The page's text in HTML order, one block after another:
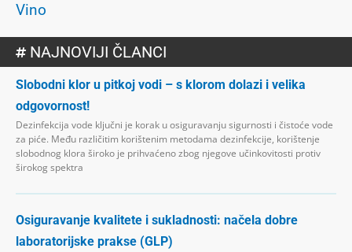
Vino
NAJNOVIJI ČLANCI
Slobodni klor u pitkoj vodi – s klorom dolazi i velika
odgovornost!
Dezinfekcija vode ključni je korak u osiguravanju sigurnosti i čistoće vode
za piće. Među različitim korištenim metodama dezinfekcije, korištenje
slobodnog klora široko je prihvaćeno zbog njegove učinkovitosti protiv
širokog spektra
Osiguravanje kvalitete i sukladnosti: načela dobre
laboratorijske prakse (GLP)